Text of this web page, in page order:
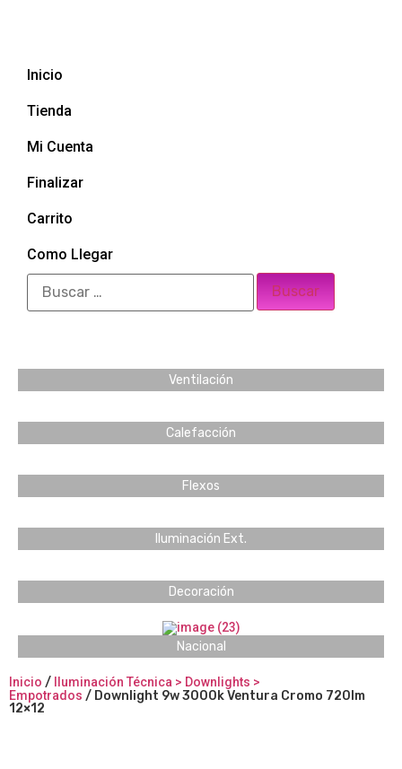
Inicio
Tienda
Mi Cuenta
Finalizar
Carrito
Como Llegar
Ventilación
Calefacción
Flexos
Iluminación Ext.
Decoración
Nacional
Inicio /
Iluminación Técnica > Downlights >
Empotrados / Downlight 9w 3000k Ventura Cromo 720lm
12×12